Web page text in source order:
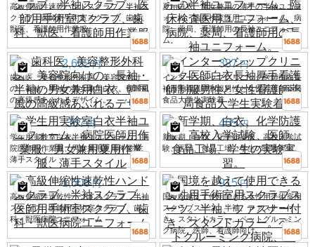
高級伸縮性速乾ハンドスクラブ、半袖ス
クラブ、医師用手術室スクラブ、歯科、
獣医、看護師用作業服
夏用白衣、男女兼用の薄手の半袖ユニフ
ォーム、臨床検査医用ユニフォーム、病
院、薬局、看護師用の長袖ユニフォー
ム。
2,602 円
歯科医、美容整形外科医、美容院向け
の、長袖・半袖の男女兼用白衣。韓国風
の高級感あふれるデザイン。
387 円
インターンシップクリニック医師白衣長
袖厚手看護師制服男性と女性看護師薬局
食品大学生実験着
367 円
学生用実験室白衣半袖ユニフォーム、病
院医師用作業服、男女兼用夏用作業服、
薄手スタイル
465 円
新学期、白衣、化学防護服、高校入学試
験、医師、食品工場、学生の実験実習。
1,608 円
高級伸縮性速乾性ハンドスクラブ、半袖
スクラブ、医師用手術室スクラブ、歯
科・獣医病院ユニフォーム
915 円
国境を越えて使用できる女性用手術室用
スクラブスーツ。半袖、ファスナー付
き、スタンドカラー。ペットグルーミン
グ病院、医師、看護師向け。